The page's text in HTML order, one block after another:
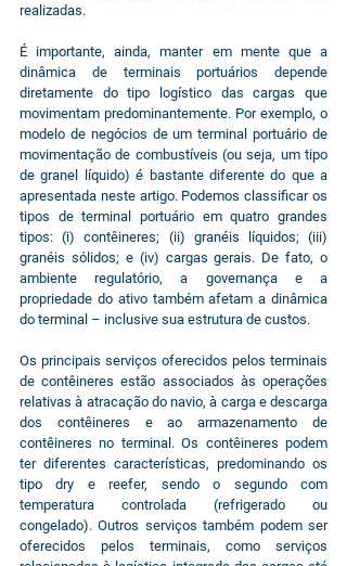
realizadas.
É importante, ainda, manter em mente que a
dinâmica de terminais portuários depende
diretamente do tipo logístico das cargas que
movimentam predominantemente. Por exemplo, o
modelo de negócios de um terminal portuário de
movimentação de combustíveis (ou seja, um tipo
de granel líquido) é bastante diferente do que a
apresentada neste artigo. Podemos classificar os
tipos de terminal portuário em quatro grandes
tipos: (i) contêineres; (ii) granéis líquidos; (iii)
granéis sólidos; e (iv) cargas gerais. De fato, o
ambiente regulatório, a governança e a
propriedade do ativo também afetam a dinâmica
do terminal – inclusive sua estrutura de custos.
Os principais serviços oferecidos pelos terminais
de contêineres estão associados às operações
relativas à atracação do navio, à carga e descarga
dos contêineres e ao armazenamento de
contêineres no terminal. Os contêineres podem
ter diferentes características, predominando os
tipo dry e reefer, sendo o segundo com
temperatura controlada (refrigerado ou
congelado). Outros serviços também podem ser
oferecidos pelos terminais, como serviços